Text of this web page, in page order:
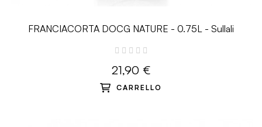
FRANCIACORTA DOCG NATURE - 0.75L - Sullali
21,90 €
CARRELLO